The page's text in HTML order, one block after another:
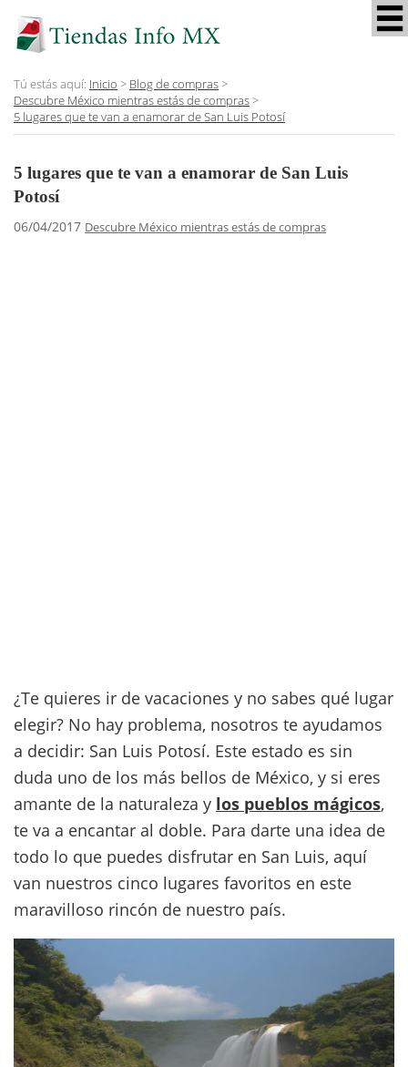
Tú estás aquí: Inicio > Blog de compras>
Descubre México mientras estás de compras>
5 lugares que te van a enamorar de San Luis Potosí
5 lugares que te van a enamorar de San Luis
Potosí
06/04/2017 Descubre México mientras estás de compras
¿Te quieres ir de vacaciones y no sabes qué lugar
elegir? No hay problema, nosotros te ayudamos
a decidir: San Luis Potosí. Este estado es sin
duda uno de los más bellos de México, y si eres
amante de la naturaleza y los pueblos mágicos,
te va a encantar al doble. Para darte una idea de
todo lo que puedes disfrutar en San Luis, aquí
van nuestros cinco lugares favoritos en este
maravilloso rincón de nuestro país.